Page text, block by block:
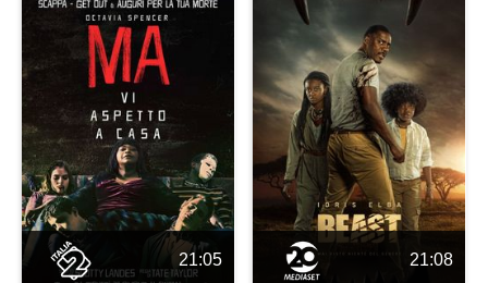
21:05 21:08